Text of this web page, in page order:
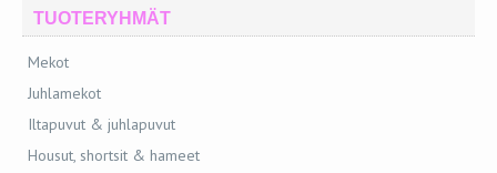
TUOTERYHMÄT
Mekot
Juhlamekot
Iltapuvut & juhlapuvut
Housut, shortsit & hameet